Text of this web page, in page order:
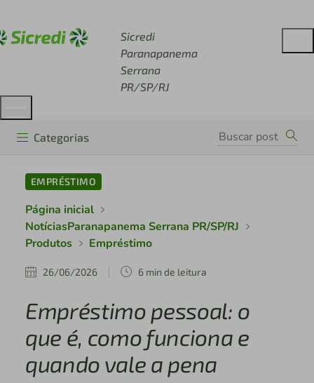
Sicredi
Paranapanema
Serrana
PR/SP/RJ
Categorias
EMPRÉSTIMO
Página inicial
NotíciasParanapanema Serrana PR/SP/RJ
Produtos
Empréstimo
26/06/2026 6 min de leitura
Empréstimo pessoal: o
que é, como funciona e
quando vale a pena